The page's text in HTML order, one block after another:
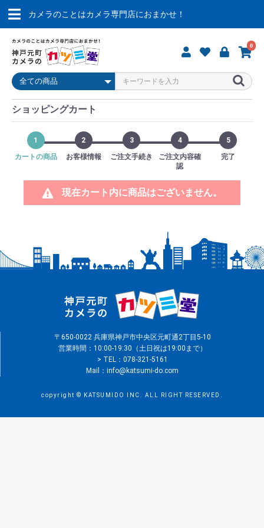
カメラのことはカメラ専門店におまかせ！
0
ショッピングカート
1
カートの商品
2
お客様情報
3
ご注文手続き
4
ご注文内容確
認
5
完了
現在カート内に商品はございません。
〒650-0022 兵庫県神戸市中央区元町通2丁目5-10
営業時間：10:00-19:30（土日祝は19:00まで）
> TEL：078-321-5161
Mail： info@katsumi-do.com
copyright © KATSUMIDO INC. ALL RIGHT RESERVED.